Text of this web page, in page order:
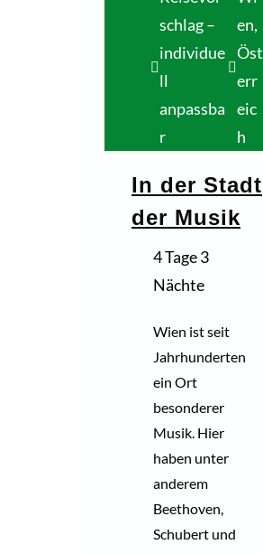
schlag –
individue
ll
anpassba
r
en,
Öst
err
eic
h
In der Stadt
der Musik
4 Tage 3
Nächte
Wien ist seit
Jahrhunderten
ein Ort
besonderer
Musik. Hier
haben unter
anderem
Beethoven,
Schubert und